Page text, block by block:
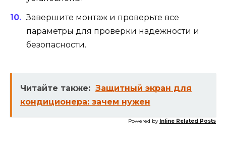
Завершите монтаж и проверьте все
параметры для проверки надежности и
безопасности.
Читайте также: Защитный экран для
кондиционера: зачем нужен
Powered by Inline Related Posts